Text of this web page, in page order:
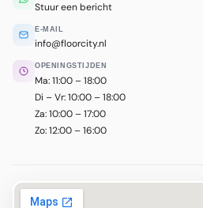
Stuur een bericht
E-MAIL
info@floorcity.nl
OPENINGSTIJDEN
Ma: 11:00 – 18:00
Di – Vr: 10:00 – 18:00
Za: 10:00 – 17:00
Zo: 12:00 – 16:00